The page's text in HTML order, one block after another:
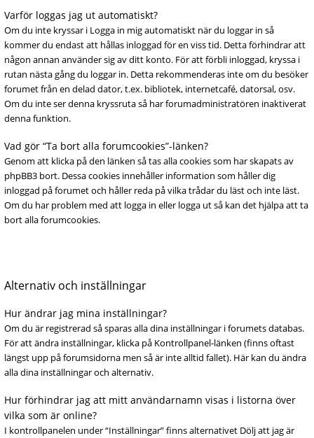
Varför loggas jag ut automatiskt?
Om du inte kryssar i Logga in mig automatiskt när du loggar in så
kommer du endast att hållas inloggad för en viss tid. Detta förhindrar att
någon annan använder sig av ditt konto. För att förbli inloggad, kryssa i
rutan nästa gång du loggar in. Detta rekommenderas inte om du besöker
forumet från en delad dator, t.ex. bibliotek, internetcafé, datorsal, osv.
Om du inte ser denna kryssruta så har forumadministratören inaktiverat
denna funktion.
Vad gör “Ta bort alla forumcookies”-länken?
Genom att klicka på den länken så tas alla cookies som har skapats av
phpBB3 bort. Dessa cookies innehåller information som håller dig
inloggad på forumet och håller reda på vilka trådar du läst och inte läst.
Om du har problem med att logga in eller logga ut så kan det hjälpa att ta
bort alla forumcookies.
Alternativ och inställningar
Hur ändrar jag mina inställningar?
Om du är registrerad så sparas alla dina inställningar i forumets databas.
För att ändra inställningar, klicka på Kontrollpanel-länken (finns oftast
längst upp på forumsidorna men så är inte alltid fallet). Här kan du ändra
alla dina inställningar och alternativ.
Hur förhindrar jag att mitt användarnamn visas i listorna över
vilka som är online?
I kontrollpanelen under “Inställningar” finns alternativet Dölj att jag är